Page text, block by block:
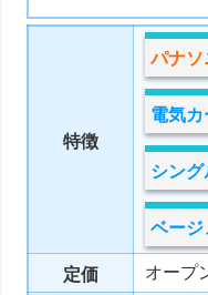
特徴
パナソ
電気
シン
ベージ
定価 オープ